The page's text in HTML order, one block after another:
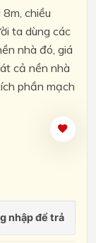
chiều
ta dùng các
nhà đó, giá
cả nền nhà
phần mạch